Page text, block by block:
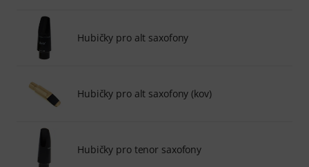
Hubičky pro alt saxofony
Hubičky pro alt saxofony (kov)
Hubičky pro tenor saxofony